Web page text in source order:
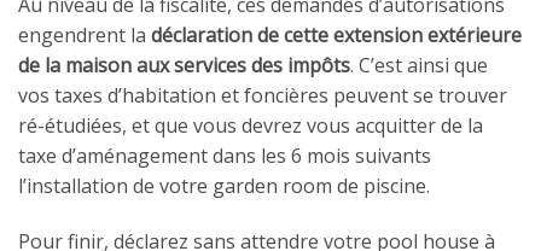
engendrent la déclaration de cette extension extérieure
de la maison aux services des impôts. C’est ainsi que
vos taxes d’habitation et foncières peuvent se trouver
ré-étudiées, et que vous devrez vous acquitter de la
taxe d’aménagement dans les 6 mois suivants
l’installation de votre garden room de piscine.
Pour finir, déclarez sans attendre votre pool house à